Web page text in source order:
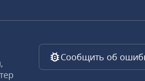
Сообщить об